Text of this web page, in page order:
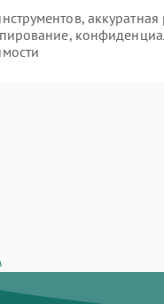
аккуратная